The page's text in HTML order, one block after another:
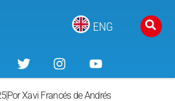
ENG
PorXavi Francés de Andrés